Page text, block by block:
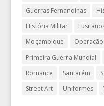
Guerras Fernandinas
História Militar
Moçambique
Primeira Guerra Mundial
Romance
Santarém
Street Art
Uniformes